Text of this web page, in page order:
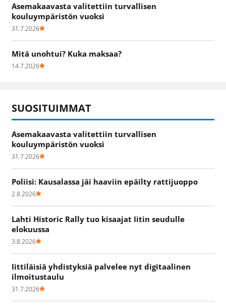
Asemakaavasta valitettiin turvallisen
kouluympäristön vuoksi
31.7.2026
Mitä unohtui? Kuka maksaa?
14.7.2026
SUOSITUIMMAT
Asemakaavasta valitettiin turvallisen
kouluympäristön vuoksi
31.7.2026
Poliisi: Kausalassa jäi haaviin epäilty rattijuoppo
2.8.2026
Lahti Historic Rally tuo kisaajat Iitin seudulle
elokuussa
3.8.2026
Iittiläisiä yhdistyksiä palvelee nyt digitaalinen
ilmoitustaulu
31.7.2026